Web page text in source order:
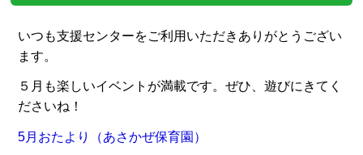
いつも支援センターをご利用いただきありがとうござい
ます。
５月も楽しいイベントが満載です。ぜひ、遊びにきてく
ださいね！
5月おたより（あさかぜ保育園）